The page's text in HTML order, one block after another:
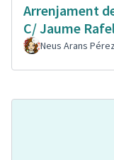
Arrenjament
C/ Jaume
Neus Arans Pérez